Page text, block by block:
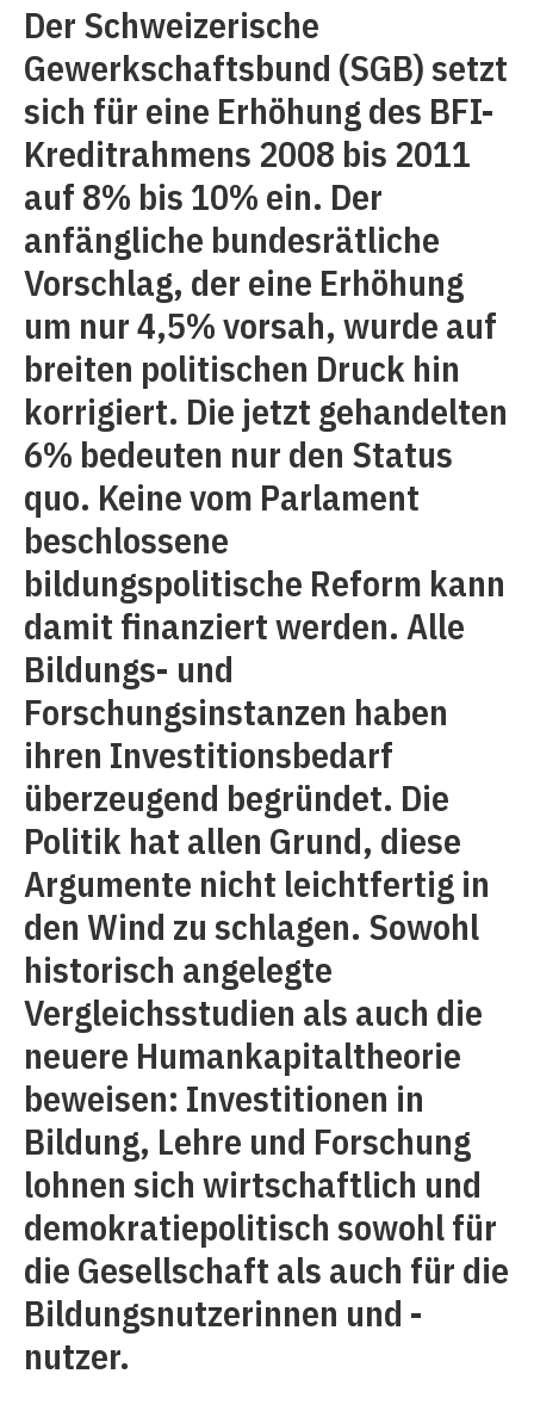
Der Schweizerische
Gewerkschaftsbund (SGB) setzt
sich für eine Erhöhung des BFI-
Kreditrahmens 2008 bis 2011
auf 8% bis 10% ein. Der
anfängliche bundesrätliche
Vorschlag, der eine Erhöhung
um nur 4,5% vorsah, wurde auf
breiten politischen Druck hin
korrigiert. Die jetzt gehandelten
6% bedeuten nur den Status
quo. Keine vom Parlament
beschlossene
bildungspolitische Reform kann
damit finanziert werden. Alle
Bildungs- und
Forschungsinstanzen haben
ihren Investitionsbedarf
überzeugend begründet. Die
Politik hat allen Grund, diese
Argumente nicht leichtfertig in
den Wind zu schlagen. Sowohl
historisch angelegte
Vergleichsstudien als auch die
neuere Humankapitaltheorie
beweisen: Investitionen in
Bildung, Lehre und Forschung
lohnen sich wirtschaftlich und
demokratiepolitisch sowohl für
die Gesellschaft als auch für die
Bildungsnutzerinnen und -
nutzer.